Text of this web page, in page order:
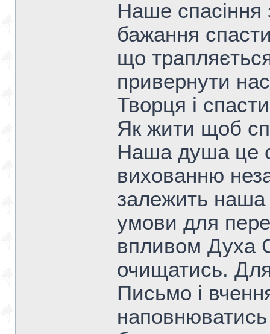
Наше спасіння
бажання
що
привернути
Творця і
Як жити щоб
Наша душа це
вихованню
залежить
умови для
впливом Духа
очищатись.
Письмо і